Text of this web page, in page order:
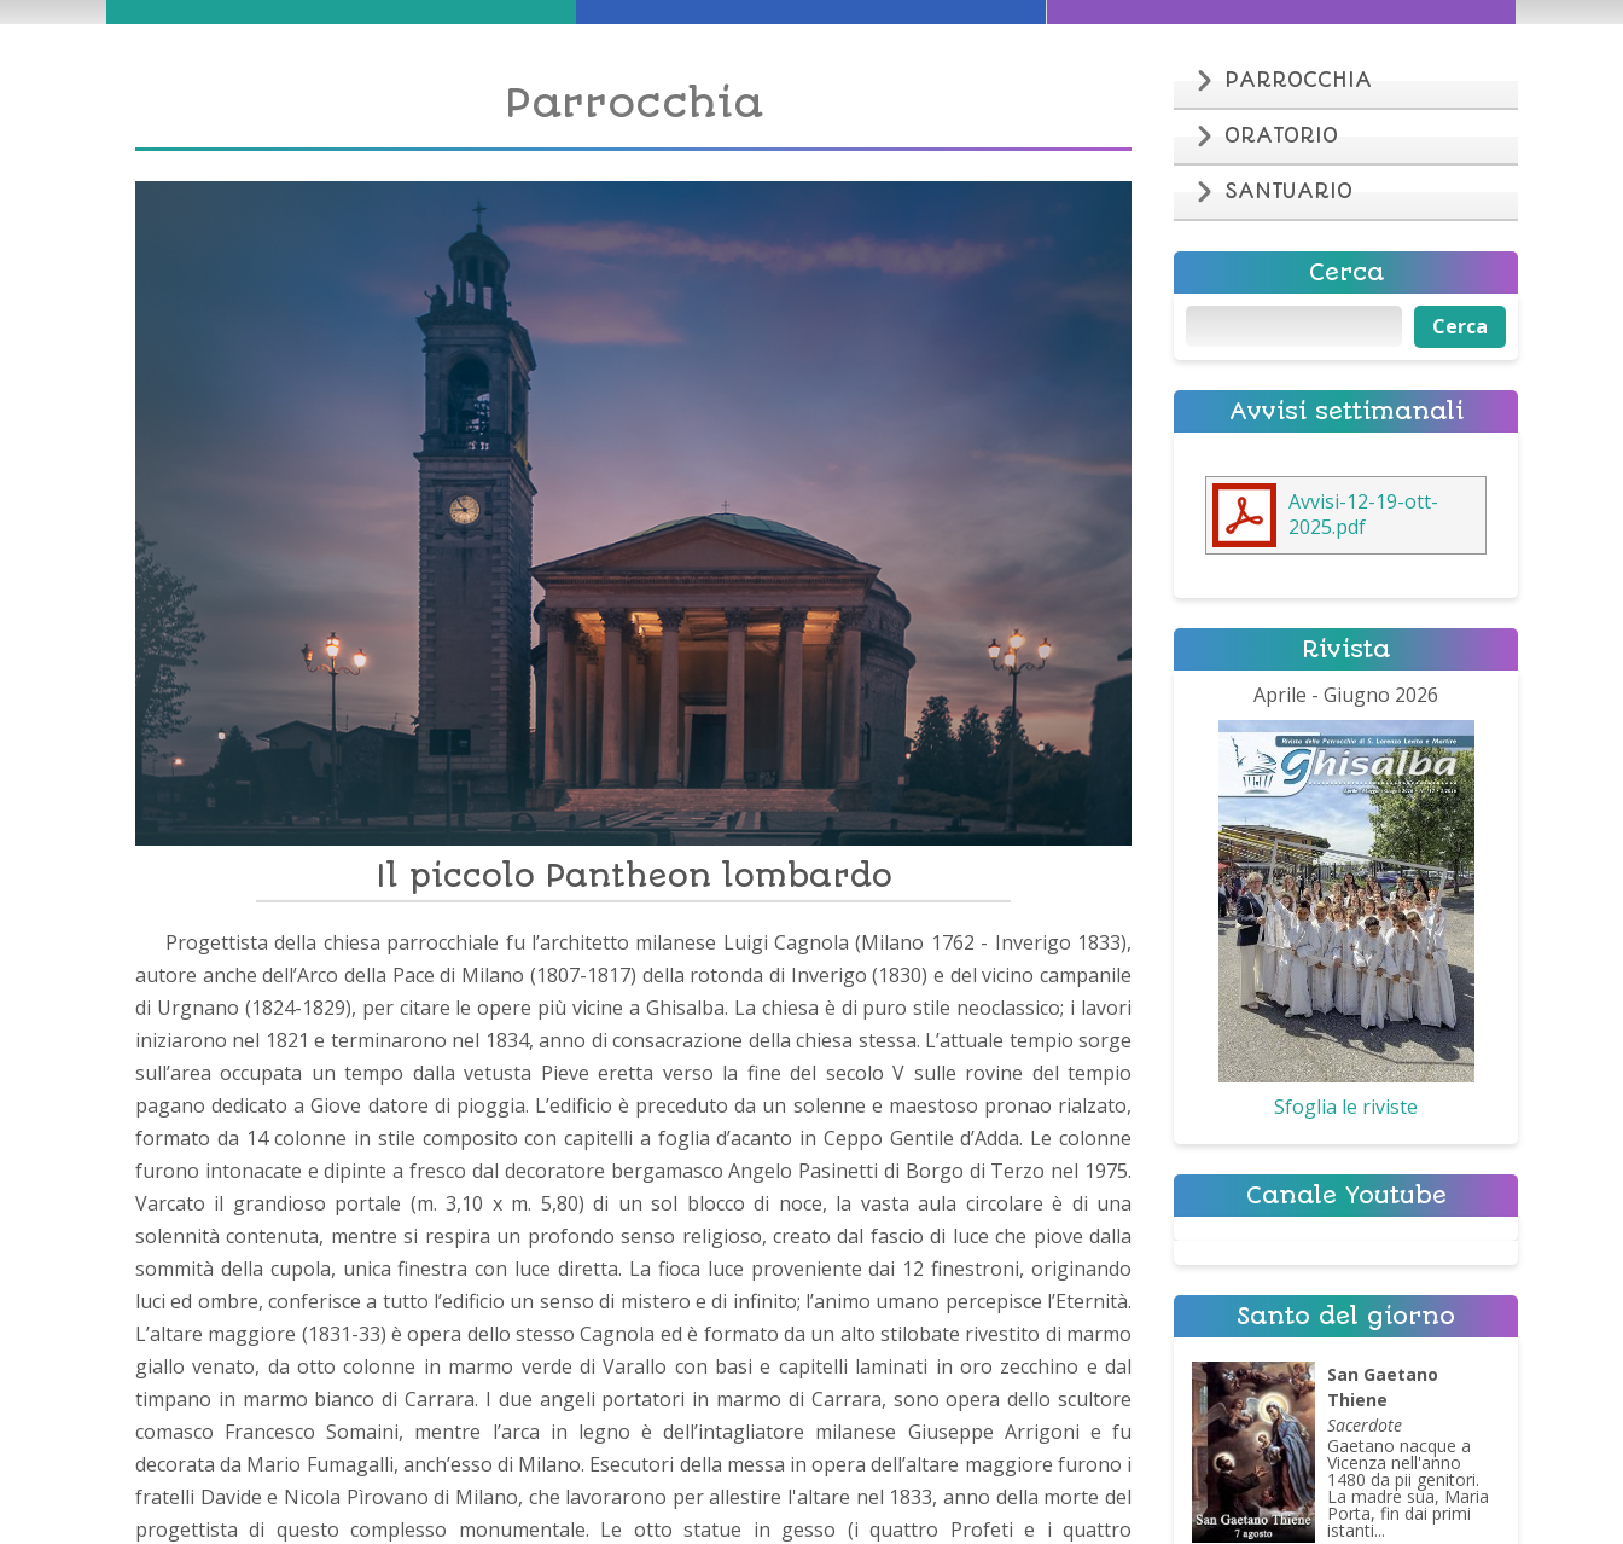
Parrocchia
Il piccolo Pantheon lombardo
Progettista della chiesa parrocchiale fu l’architetto milanese Luigi Cagnola (Milano 1762 - Inverigo 1833),
autore anche dell’Arco della Pace di Milano (1807-1817) della rotonda di Inverigo (1830) e del vicino campanile
di Urgnano (1824-1829), per citare le opere più vicine a Ghisalba. La chiesa è di puro stile neoclassico; i lavori
iniziarono nel 1821 e terminarono nel 1834, anno di consacrazione della chiesa stessa. L’attuale tempio sorge
sull’area occupata un tempo dalla vetusta Pieve eretta verso la fine del secolo V sulle rovine del tempio
pagano dedicato a Giove datore di pioggia. L’edificio è preceduto da un solenne e maestoso pronao rialzato,
formato da 14 colonne in stile composito con capitelli a foglia d’acanto in Ceppo Gentile d’Adda. Le colonne
furono intonacate e dipinte a fresco dal decoratore bergamasco Angelo Pasinetti di Borgo di Terzo nel 1975.
Varcato il grandioso portale (m. 3,10 x m. 5,80) di un sol blocco di noce, la vasta aula circolare è di una
solennità contenuta, mentre si respira un profondo senso religioso, creato dal fascio di luce che piove dalla
sommità della cupola, unica finestra con luce diretta. La fioca luce proveniente dai 12 finestroni, originando
luci ed ombre, conferisce a tutto l’edificio un senso di mistero e di infinito; l’animo umano percepisce l’Eternità.
L’altare maggiore (1831-33) è opera dello stesso Cagnola ed è formato da un alto stilobate rivestito di marmo
giallo venato, da otto colonne in marmo verde di Varallo con basi e capitelli laminati in oro zecchino e dal
timpano in marmo bianco di Carrara. I due angeli portatori in marmo di Carrara, sono opera dello scultore
comasco Francesco Somaini, mentre l’arca in legno è dell’intagliatore milanese Giuseppe Arrigoni e fu
decorata da Mario Fumagalli, anch’esso di Milano. Esecutori della messa in opera dell’altare maggiore furono i
fratelli Davide e Nicola Pìrovano di Milano, che lavorarono per allestire l'altare nel 1833, anno della morte del
progettista di questo complesso monumentale. Le otto statue in gesso (i quattro Profeti e i quattro
PARROCCHIA
ORATORIO
SANTUARIO
Cerca
Cerca
Avvisi settimanali
Avvisi-12-19-ott-
2025.pdf
Rivista
Aprile - Giugno 2026
Sfoglia le riviste
Canale Youtube
Santo del giorno
San Gaetano
Thiene
Sacerdote
Gaetano nacque a
Vicenza nell'anno
1480 da pii genitori.
La madre sua, Maria
Porta, fin dai primi
istanti...